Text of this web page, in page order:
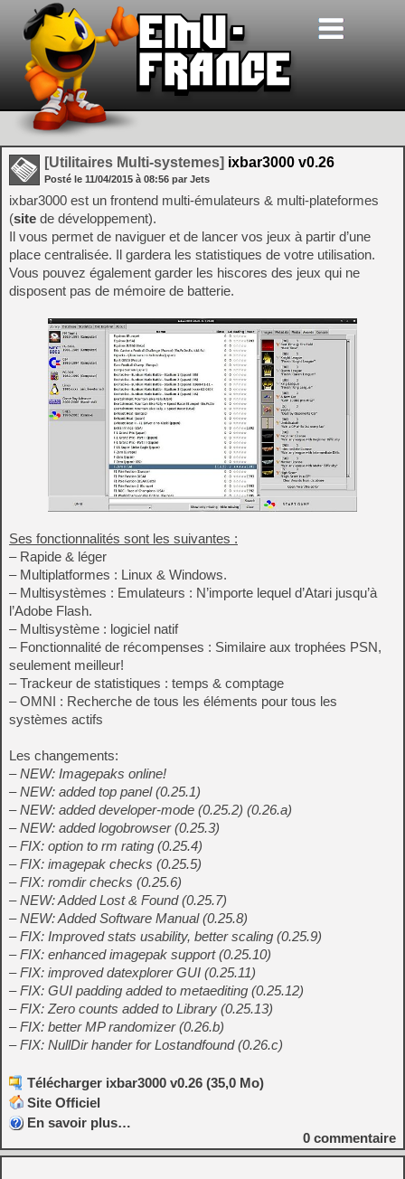
[Utilitaires Multi-systemes] ixbar3000 v0.26
Posté le 11/04/2015 à 08:56 par Jets
ixbar3000 est un frontend multi-émulateurs & multi-plateformes
(site de développement).
Il vous permet de naviguer et de lancer vos jeux à partir d’une
place centralisée. Il gardera les statistiques de votre utilisation.
Vous pouvez également garder les hiscores des jeux qui ne
disposent pas de mémoire de batterie.
Ses fonctionnalités sont les suivantes :
– Rapide & léger
– Multiplatformes : Linux & Windows.
– Multisystèmes : Emulateurs : N’importe lequel d’Atari jusqu’à
l’Adobe Flash.
– Multisystème : logiciel natif
– Fonctionnalité de récompenses : Similaire aux trophées PSN,
seulement meilleur!
– Trackeur de statistiques : temps & comptage
– OMNI : Recherche de tous les éléments pour tous les
systèmes actifs
Les changements:
– NEW: Imagepaks online!
– NEW: added top panel (0.25.1)
– NEW: added developer-mode (0.25.2) (0.26.a)
– NEW: added logobrowser (0.25.3)
– FIX: option to rm rating (0.25.4)
– FIX: imagepak checks (0.25.5)
– FIX: romdir checks (0.25.6)
– NEW: Added Lost & Found (0.25.7)
– NEW: Added Software Manual (0.25.8)
– FIX: Improved stats usability, better scaling (0.25.9)
– FIX: enhanced imagepak support (0.25.10)
– FIX: improved datexplorer GUI (0.25.11)
– FIX: GUI padding added to metaediting (0.25.12)
– FIX: Zero counts added to Library (0.25.13)
– FIX: better MP randomizer (0.26.b)
– FIX: NullDir hander for Lostandfound (0.26.c)
Télécharger ixbar3000 v0.26 (35,0 Mo)
Site Officiel
En savoir plus…
0 commentaire